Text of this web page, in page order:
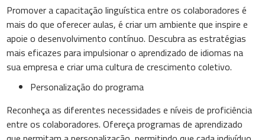
Promover a capacitação linguística entre os colaboradores é
mais do que oferecer aulas, é criar um ambiente que inspire e
apoie o desenvolvimento contínuo. Descubra as estratégias
mais eficazes para impulsionar o aprendizado de idiomas na
sua empresa e criar uma cultura de crescimento coletivo.
Personalização do programa
Reconheça as diferentes necessidades e níveis de proficiência
entre os colaboradores. Ofereça programas de aprendizado